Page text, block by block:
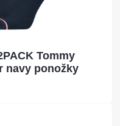
Tommy
navy ponožky